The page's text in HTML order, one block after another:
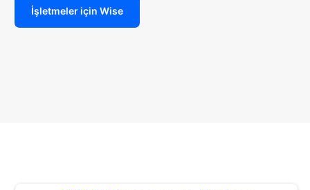
İşletmeler için Wise